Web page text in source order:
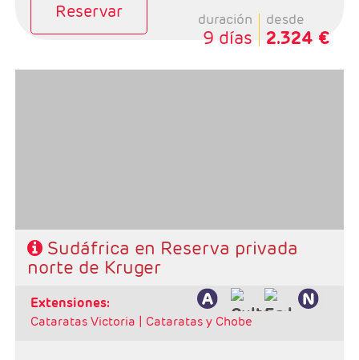
Reservar duración
9 días
desde
2.324 €
Sudáfrica en Reserva privada
norte de Kruger
extensiones:
Cataratas Victoria | Cataratas y Chobe